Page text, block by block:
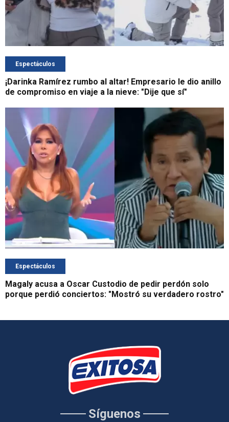
Espectáculos
¡Darinka Ramírez rumbo al altar! Empresario le dio anillo
de compromiso en viaje a la nieve: "Dije que sí"
Espectáculos
Magaly acusa a Oscar Custodio de pedir perdón solo
porque perdió conciertos: "Mostró su verdadero rostro"
Síguenos